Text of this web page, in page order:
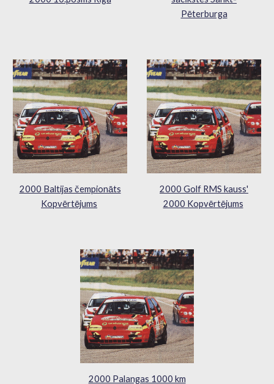
Pēterburga
2000 Baltijas čempionāts
Kopvērtējums
2000 Golf RMS kauss'
2000 Kopvērtējums
2000 Palangas 1000 km